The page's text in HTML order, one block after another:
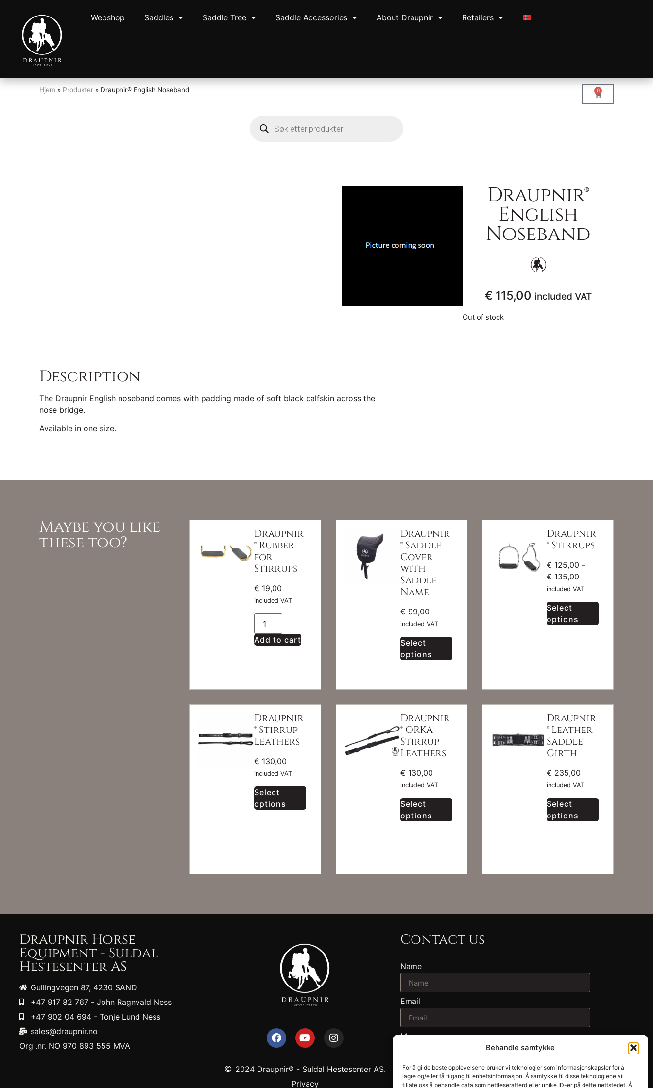
Behandle samtykke
For å gi de beste opplevelsene bruker vi teknologier som informasjonskapsler for å
lagre og/eller få tilgang til enhetsinformasjon. Å samtykke til disse teknologiene vil
tillate oss å behandle data som nettleseratferd eller unike ID-er på dette nettstedet. Å
Webshop Saddles Saddle Tree Saddle Accessories About Draupnir Retailers
Hjem » Produkter» Draupnir® English Noseband 0
Draupnir®
English
Noseband
€ 115,00 included VAT
Out of stock
Description
The Draupnir English noseband comes with padding made of soft black calfskin across the
nose bridge.
Available in one size.
Maybe you like
these too?
Draupnir
® Rubber
for
Stirrups
€ 19,00
included VAT
Add to cart
Draupnir
® Saddle
Cover
with
Saddle
Name
€ 99,00
included VAT
Select
options
Draupnir
® Stirrups
€ 125,00 –
€ 135,00
included VAT
Select
options
Draupnir
® Stirrup
Leathers
€ 130,00
included VAT
Select
options
Draupnir
® ORKA
Stirrup
Leathers
€ 130,00
included VAT
Select
options
Draupnir
® Leather
Saddle
Girth
€ 235,00
included VAT
Select
options
Draupnir Horse
Equipment - Suldal
Hestesenter AS
Gullingvegen 87, 4230 SAND
+47 917 82 767 - John Ragnvald Ness
+47 902 04 694 - Tonje Lund Ness
sales@draupnir.no
Org .nr. NO 970 893 555 MVA
2024 Draupnir® - Suldal Hestesenter AS.
Privacy
Contact us
Name
Email
Message